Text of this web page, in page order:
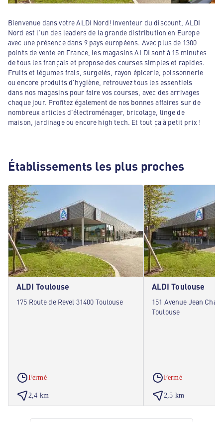
Bienvenue dans votre ALDI Nord! Inventeur du discount, ALDI
Nord est l'un des leaders de la grande distribution en Europe
avec une présence dans 9 pays européens. Avec plus de 1300
points de vente en France, les magasins ALDI sont à 15 minutes
de tous les français et propose des courses simples et rapides.
Fruits et légumes frais, surgelés, rayon épicerie, poissonnerie
ou encore produits d'hygiène, retrouvez tous les essentiels
dans nos magasins pour faire vos courses, avec des arrivages
chaque jour. Profitez également de nos bonnes affaires sur de
nombreux articles d'électroménager, bricolage, linge de
maison, jardinage ou encore high tech. Et tout ça à petit prix !
Établissements les plus proches
ALDI Toulouse
175 Route de Revel 31400 Toulouse
Fermé
2,4 km
ALDI Toulouse
151 Avenue Jean
Toulouse
Fermé
2,5 km